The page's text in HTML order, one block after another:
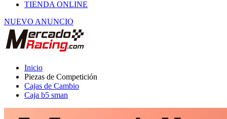
NUEVO ANUNCIO
Piezas de Competición
Cajas de Cambio
Caja b5 sman